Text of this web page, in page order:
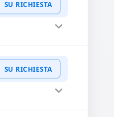
SU RICHIESTA
WhatsApp
SU RICHIESTA